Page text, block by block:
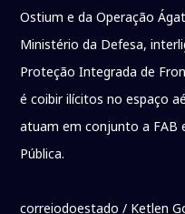
Ostium e da Operação
Ministério da Defesa,
Proteção Integrada de
é coibir ilícitos no espaço
atuam em conjunto a FAB
Pública.
correiodoestado / Ketlen